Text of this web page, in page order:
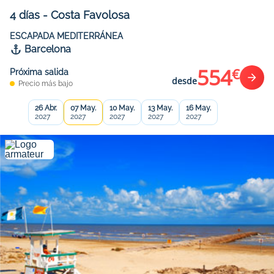
4 días - Costa Favolosa
ESCAPADA MEDITERRÁNEA
Barcelona
Próxima salida
Precio más bajo desde554€
26 Abr.
2027
07 May.
2027
10 May.
2027
13 May.
2027
16 May.
2027